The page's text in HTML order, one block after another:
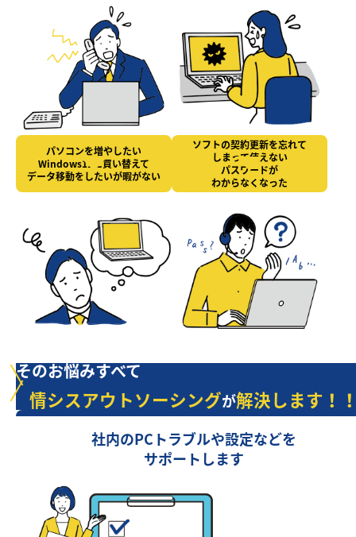
パソコンを増やしたい
Windows11に買い替えて
データ移動をしたいが暇がない
ソフトの契約更新を忘れて
しまって使えない
パスワードが
わからなくなった
そのお悩みすべて
情シスアウトソーシングが解決します！
社内のPCトラブルや設定などを
サポートします